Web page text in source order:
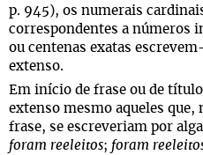
p. 945), os numerais
correspondentes a números
ou centenas exatas
extenso.
Em início de frase ou de
extenso mesmo aqueles
frase, se escreveriam por
foram reeleitos; foram